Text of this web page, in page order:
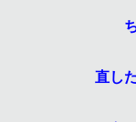
直し